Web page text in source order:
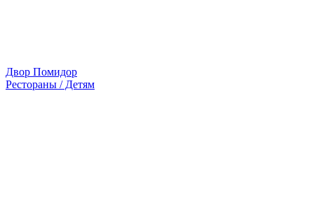
Двор Помидор
Рестораны / Детям